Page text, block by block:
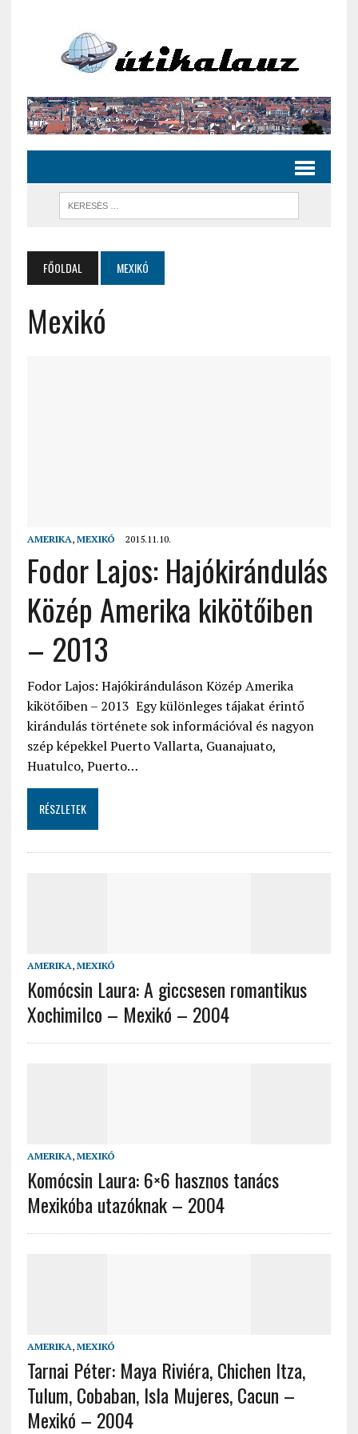
FŐOLDAL MEXIKÓ
Mexikó
AMERIKA, MEXIKÓ 2015.11.10.
Fodor Lajos: Hajókirándulás
Közép Amerika kikötőiben
– 2013
Fodor Lajos: Hajókiránduláson Közép Amerika
kikötőiben – 2013 Egy különleges tájakat érintő
kirándulás története sok információval és nagyon
szép képekkel Puerto Vallarta, Guanajuato,
Huatulco, Puerto…
RÉSZLETEK
AMERIKA, MEXIKÓ
Komócsin Laura: A giccsesen romantikus
Xochimilco – Mexikó – 2004
AMERIKA, MEXIKÓ
Komócsin Laura: 6×6 hasznos tanács
Mexikóba utazóknak – 2004
AMERIKA, MEXIKÓ
Tarnai Péter: Maya Riviéra, Chichen Itza,
Tulum, Cobaban, Isla Mujeres, Cacun –
Mexikó – 2004